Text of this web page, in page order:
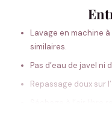
Lavage en machine à
similaires.
Pas d’eau de javel ni
Repassage doux sur